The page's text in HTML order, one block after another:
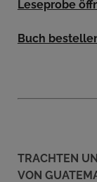
Leseprobe
Buch
TRACHTEN
VON